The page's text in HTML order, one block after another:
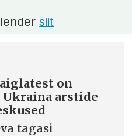
siit
on
Ukraina arstide
tagasi